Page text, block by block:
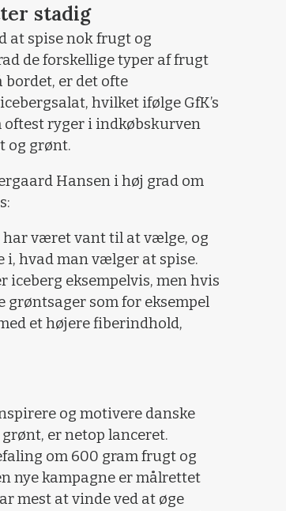
stadig
at spise nok frugt og
de forskellige typer af frugt
bordet, er det ofte
hvilket ifølge GfK’s
oftest ryger i indkøbskurven
og grønt.
Hansen i høj grad om
har været vant til at vælge, og
hvad man vælger at spise.
iceberg eksempelvis, men hvis
grøntsager som for eksempel
et højere fiberindhold,
og motivere danske
er netop lanceret.
om 600 gram frugt og
nye kampagne er målrettet
mest at vinde ved at øge